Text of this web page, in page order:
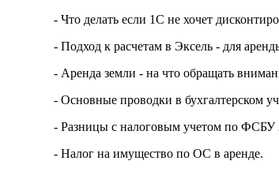
- Что делать если 1С не хочет
- Подход к расчетам в Эксель - для
- Аренда земли - на что обращать
- Основные проводки в бухгалтерском
- Разницы с налоговым учетом по ФСБУ
- Налог на имущество по ОС в аренде.